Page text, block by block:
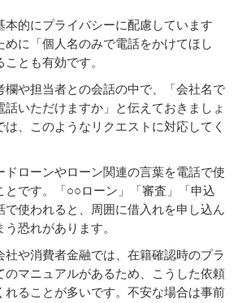
本的にプライバシーに配慮しています
めに「個人名のみで電話をかけてほし
とも有効です。
欄や担当者との会話の中で、「会社名で
話いただけますか」と伝えておきましょ
は、このようなリクエストに対応してく
ドローンやローン関連の言葉を電話で使
とです。「○○ローン」「審査」「申込
で使われると、周囲に借入れを申し込ん
恐れがあります。
社や消費者金融では、在籍確認時のプラ
のマニュアルがあるため、こうした依頼
れることが多いです。不安な場合は事前